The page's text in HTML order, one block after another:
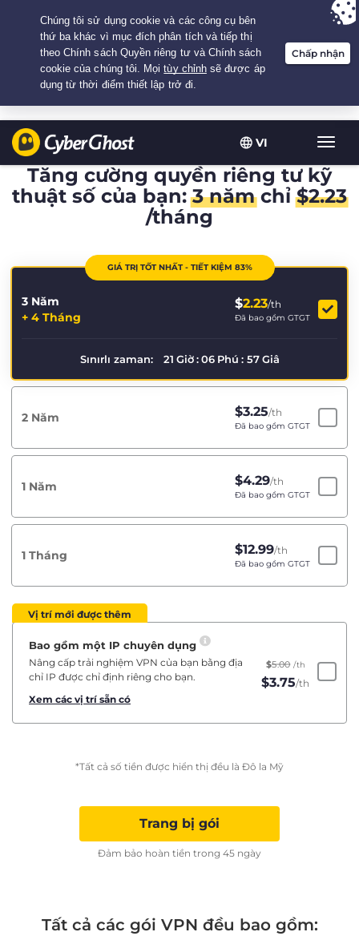
VI
đổi
điều
Your choice:The Best Dealfor 3.3333333333333-years at $
/month
Tăng cường quyền riêng tư kỹ
thuật số của bạn:3 nămchỉ$2.23
/tháng
GIÁ TRỊ TỐT NHẤT - TIẾT KIỆM 83%
3 Năm
+ 4 Tháng
$2.23/th
Đã bao gồm GTGT
Sınırlı zaman: 21 Giờ : 06 Phú : 57 Giâ
2 Năm $3.25/th
Đã bao gồm GTGT
1 Năm $4.29/th
Đã bao gồm GTGT
1 Tháng $12.99/th
Đã bao gồm GTGT
Vị trí mới được thêm
Bao gồm một IP chuyên dụng
Nâng cấp trải nghiệm VPN của bạn bằng địa
chỉ IP được chỉ định riêng cho bạn.
Xem các vị trí sẵn có
$5.00 /th
$3.75/th
*Tất cả số tiền được hiển thị đều là Đô la Mỹ
Trang bị gói
Đảm bảo hoàn tiền trong 45 ngày
Tất cả các gói VPN đều bao gồm: